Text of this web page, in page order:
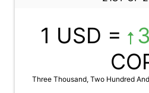
1 USD =
Three Thousand, Two Hundred